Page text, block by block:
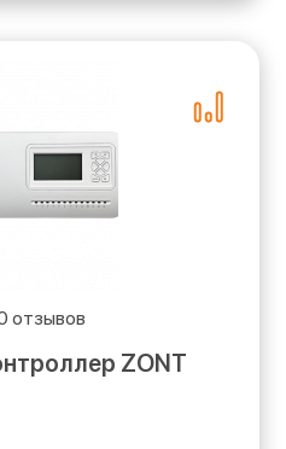
ZONT